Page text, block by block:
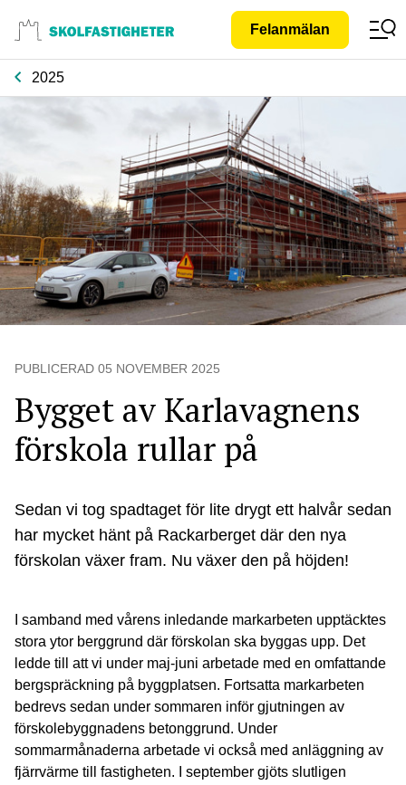
Gå till
innehåll
Felanmälan
2025
PUBLICERAD 05 NOVEMBER 2025
Bygget av Karlavagnens
förskola rullar på
Sedan vi tog spadtaget för lite drygt ett halvår sedan
har mycket hänt på Rackarberget där den nya
förskolan växer fram. Nu växer den på höjden!
I samband med vårens inledande markarbeten upptäcktes
stora ytor berggrund där förskolan ska byggas upp. Det
ledde till att vi under maj-juni arbetade med en omfattande
bergspräckning på byggplatsen. Fortsatta markarbeten
bedrevs sedan under sommaren inför gjutningen av
förskolebyggnadens betonggrund. Under
sommarmånaderna arbetade vi också med anläggning av
fjärrvärme till fastigheten. I september gjöts slutligen